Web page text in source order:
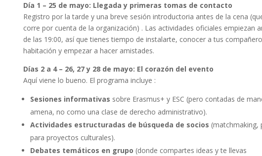
Día 1 – 25 de mayo: Llegada y primeras tomas de contacto
Registro por la tarde y una breve sesión introductoria antes de la cena
corre por cuenta de la organización) . Las actividades oficiales empiezan
de las 19:00, así que tienes tiempo de instalarte, conocer a tus
habitación y empezar a hacer amistades.
Días 2 a 4 – 26, 27 y 28 de mayo: El corazón del evento
Aquí viene lo bueno. El programa incluye :
Sesiones informativas sobre Erasmus+ y ESC (pero contadas de
amena, no como una clase de derecho administrativo).
Actividades estructuradas de búsqueda de socios (matchmaking,
para proyectos culturales).
Debates temáticos en grupo (donde compartes ideas y te llevas